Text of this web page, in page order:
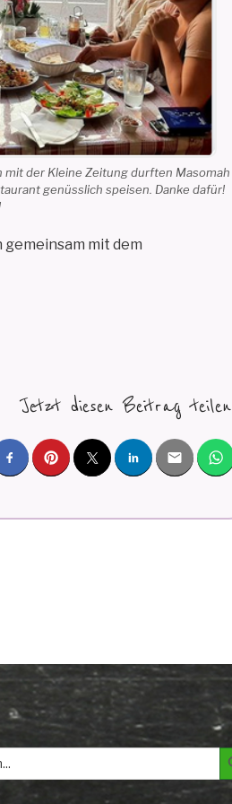
mit der Kleine Zeitung durften Masomah
genüsslich speisen. Danke dafür!
gemeinsam mit dem
Jetzt diesen Beitrag